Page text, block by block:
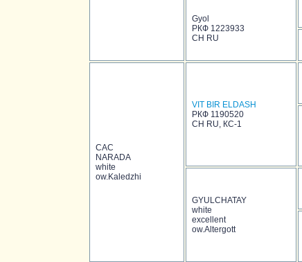
Gyol
РКФ 1223933
CH RU
САС
NARADA
white
ow.Kaledzhi
VIT BIR ELDASH
РКФ 1190520
CH RU, КС-1
GYULCHATAY
white
excellent
ow.Altergott